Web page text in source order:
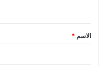
*
الاسم *